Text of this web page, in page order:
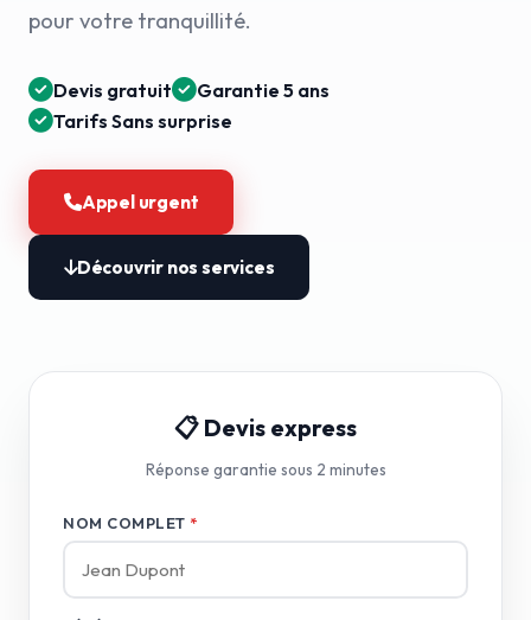
pour votre tranquillité.
Devis gratuit
Garantie 5 ans
Tarifs Sans surprise
Appel urgent
Découvrir nos services
📋 Devis express
Réponse garantie sous 2 minutes
NOM COMPLET *